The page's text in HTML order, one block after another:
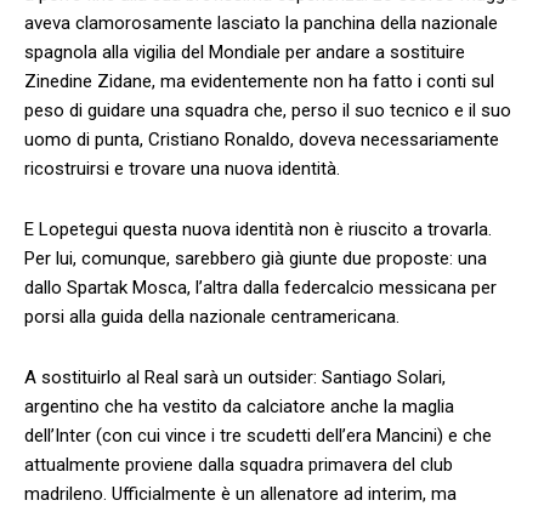
aveva clamorosamente lasciato la panchina della nazionale
spagnola alla vigilia del Mondiale per andare a sostituire
Zinedine Zidane, ma evidentemente non ha fatto i conti sul
peso di guidare una squadra che, perso il suo tecnico e il suo
uomo di punta, Cristiano Ronaldo, doveva necessariamente
ricostruirsi e trovare una nuova identità.
E Lopetegui questa nuova identità non è riuscito a trovarla.
Per lui, comunque, sarebbero già giunte due proposte: una
dallo Spartak Mosca, l’altra dalla federcalcio messicana per
porsi alla guida della nazionale centramericana.
A sostituirlo al Real sarà un outsider: Santiago Solari,
argentino che ha vestito da calciatore anche la maglia
dell’Inter (con cui vince i tre scudetti dell’era Mancini) e che
attualmente proviene dalla squadra primavera del club
madrileno. Ufficialmente è un allenatore ad interim, ma